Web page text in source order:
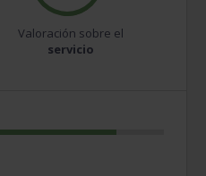
Valoración sobre el
servicio